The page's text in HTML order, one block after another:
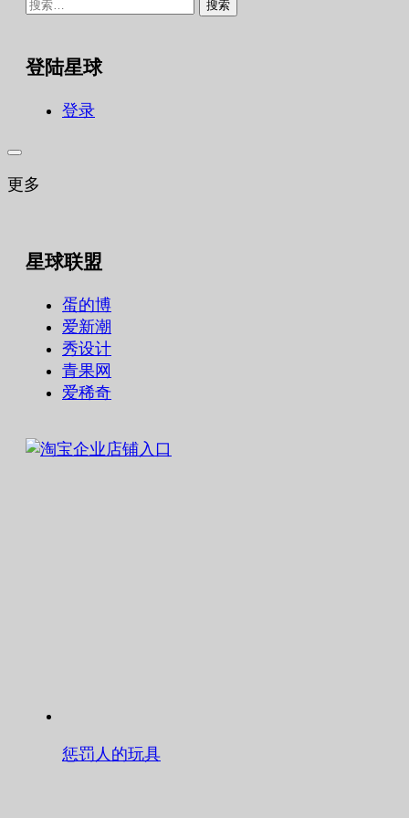
搜
登陆星球
登录
更多
星球联盟
蛋的博
爱新潮
秀设计
青果网
爱稀奇
惩罚人的玩具